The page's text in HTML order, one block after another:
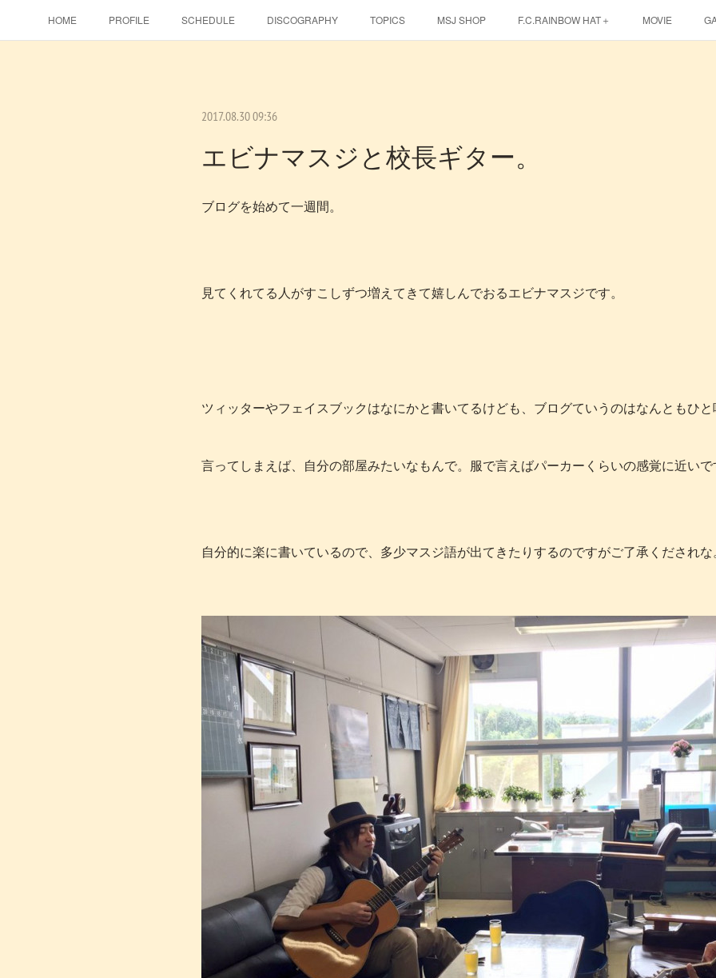
HOME PROFILE SCHEDULE DISCOGRAPHY TOPICS MSJ SHOP F.C.RAINBOW HAT＋ MOVIE
2017.08.30 09:36
エビナマスジと校長ギター。
ブログを始めて一週間。
見てくれてる人がすこしずつ増えてきて嬉しんでおるエビナマスジです。
ツィッターやフェイスブックはなにかと書いてるけども、ブログていうのはなんともひ
言ってしまえば、自分の部屋みたいなもんで。服で言えばパーカーくらいの感覚に近い
自分的に楽に書いているので、多少マスジ語が出てきたりするのですがご了承くだされ